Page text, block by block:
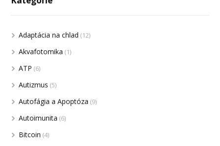
Adaptácia na chlad (12)
Akvafotomika (1)
ATP (6)
Autizmus (5)
Autofágia a Apoptóza (9)
Autoimunita (6)
Bitcoin (4)